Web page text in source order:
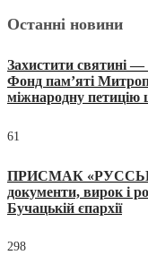
Останні новини
Захистити святині —
Фонд пам’яті
міжнародну
61
ПРИСМАК
документи, вирок і
Бучацькій єпархії
298